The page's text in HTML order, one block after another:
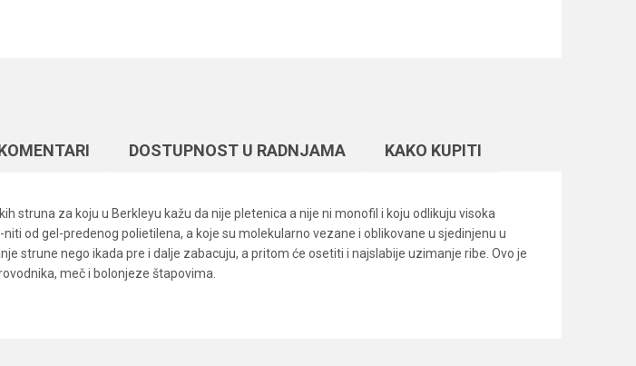
DOSTUPNOST U RADNJAMA KAKO KUPITI
struna za koju u Berkleyu kažu da nije pletenica a nije ni monofil i koju odlikuju visoka
od gel-predenog polietilena, a koje su molekularno vezane i oblikovane u sjedinjenu u
strune nego ikada pre i dalje zabacuju, a pritom će osetiti i najslabije uzimanje ribe. Ovo je
meč i bolonjeze štapovima.